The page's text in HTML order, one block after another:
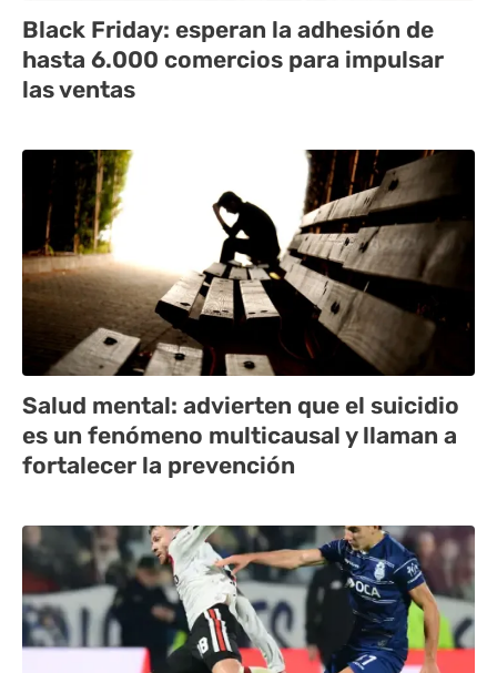
Black Friday: esperan la adhesión de
hasta 6.000 comercios para impulsar
las ventas
Salud mental: advierten que el suicidio
es un fenómeno multicausal y llaman a
fortalecer la prevención